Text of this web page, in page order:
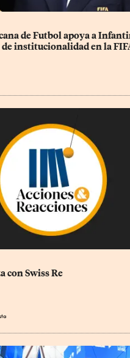
de Futbol apoya a
de institucionalidad en la
con Swiss Re